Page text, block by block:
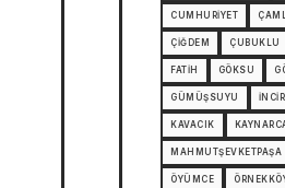
CUMHURIYET
ÇIĞDEM ÇUBUKLU
FATIH GÖKSU
GÜMÜŞSUYU
KAVACIK
MAHMUTŞEVKETPAŞA
ÖYÜMCE